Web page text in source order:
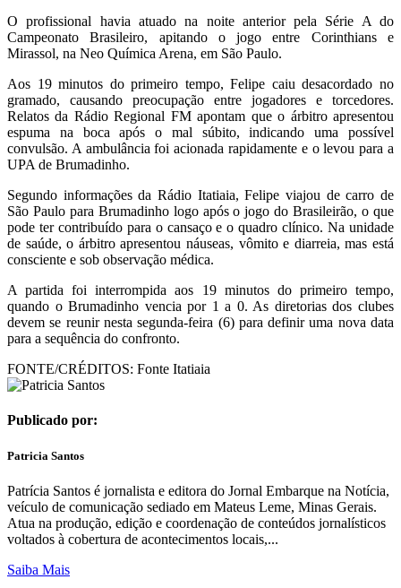
O profissional havia atuado na noite anterior pela Série A do
Campeonato Brasileiro, apitando o jogo entre Corinthians e
Mirassol, na Neo Química Arena, em São Paulo.
Aos 19 minutos do primeiro tempo, Felipe caiu desacordado no
gramado, causando preocupação entre jogadores e torcedores.
Relatos da Rádio Regional FM apontam que o árbitro apresentou
espuma na boca após o mal súbito, indicando uma possível
convulsão. A ambulância foi acionada rapidamente e o levou para a
UPA de Brumadinho.
Segundo informações da Rádio Itatiaia, Felipe viajou de carro de
São Paulo para Brumadinho logo após o jogo do Brasileirão, o que
pode ter contribuído para o cansaço e o quadro clínico. Na unidade
de saúde, o árbitro apresentou náuseas, vômito e diarreia, mas está
consciente e sob observação médica.
A partida foi interrompida aos 19 minutos do primeiro tempo,
quando o Brumadinho vencia por 1 a 0. As diretorias dos clubes
devem se reunir nesta segunda-feira (6) para definir uma nova data
para a sequência do confronto.
FONTE/CRÉDITOS: Fonte Itatiaia
Publicado por:
Patricia Santos
Patrícia Santos é jornalista e editora do Jornal Embarque na Notícia,
veículo de comunicação sediado em Mateus Leme, Minas Gerais.
Atua na produção, edição e coordenação de conteúdos jornalísticos
voltados à cobertura de acontecimentos locais,...
Saiba Mais